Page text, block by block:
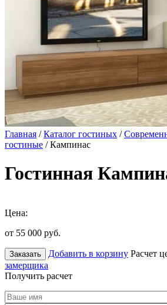
Главная /Каталог гостиных /
гостиные / Кампинас
Гостинная
Цена:
от 55 000 руб.
Заказать Добавить в корзину Расчет
замерщика
Получить расчет